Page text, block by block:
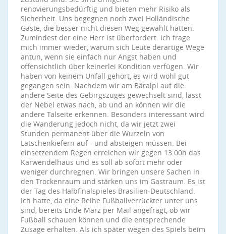
renovierungsbedürftig und bieten mehr Risiko als
Sicherheit. Uns begegnen noch zwei Holländische
Gäste, die besser nicht diesen Weg gewählt hätten.
Zumindest der eine Herr ist überfordert. Ich frage
mich immer wieder, warum sich Leute derartige Wege
antun, wenn sie einfach nur Angst haben und
offensichtlich über keinerlei Kondition verfügen. Wir
haben von keinem Unfall gehört, es wird wohl gut
gegangen sein. Nachdem wir am Bäralpl auf die
andere Seite des Gebirgszuges gewechselt sind, lässt
der Nebel etwas nach, ab und an können wir die
andere Talseite erkennen. Besonders interessant wird
die Wanderung jedoch nicht, da wir jetzt zwei
Stunden permanent über die Wurzeln von
Latschenkiefern auf - und absteigen müssen. Bei
einsetzendem Regen erreichen wir gegen 13.00h das
Karwendelhaus und es soll ab sofort mehr oder
weniger durchregnen. Wir bringen unsere Sachen in
den Trockenraum und stärken uns im Gastraum. Es ist
der Tag des Halbfinalspieles Brasilien-Deutschland.
Ich hatte, da eine Reihe Fußballverrückter unter uns
sind, bereits Ende März per Mail angefragt, ob wir
Fußball schauen können und die entsprechende
Zusage erhalten. Als ich später wegen des Spiels beim